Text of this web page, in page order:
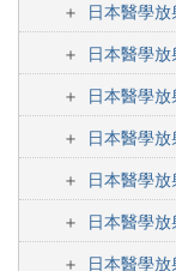
日本醫學
日本醫學
日本醫學
日本醫學
日本醫學
日本醫學
日本醫學